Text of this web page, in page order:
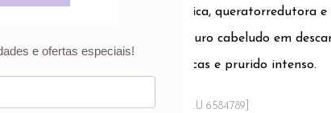
Champô com ação queratolítica, queratorredutora
indicado no tratamento do couro cabeludo em
com placas secas e prurido intenso.
[SKU 6584789]